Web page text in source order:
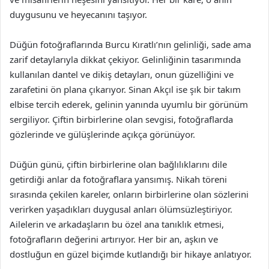
duygusunu ve heyecanını taşıyor.
Düğün fotoğraflarında Burcu Kıratlı’nın gelinliği, sade ama
zarif detaylarıyla dikkat çekiyor. Gelinliğinin tasarımında
kullanılan dantel ve dikiş detayları, onun güzelliğini ve
zarafetini ön plana çıkarıyor. Sinan Akçıl ise şık bir takım
elbise tercih ederek, gelinin yanında uyumlu bir görünüm
sergiliyor. Çiftin birbirlerine olan sevgisi, fotoğraflarda
gözlerinde ve gülüşlerinde açıkça görünüyor.
Düğün günü, çiftin birbirlerine olan bağlılıklarını dile
getirdiği anlar da fotoğraflara yansımış. Nikah töreni
sırasında çekilen kareler, onların birbirlerine olan sözlerini
verirken yaşadıkları duygusal anları ölümsüzleştiriyor.
Ailelerin ve arkadaşların bu özel ana tanıklık etmesi,
fotoğrafların değerini artırıyor. Her bir an, aşkın ve
dostluğun en güzel biçimde kutlandığı bir hikaye anlatıyor.